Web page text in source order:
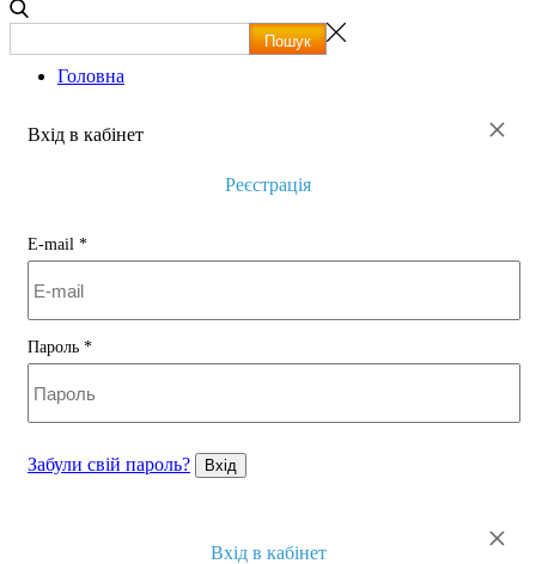
Головна
×
Вхід в кабінет
Реєстрація
E-mail *
Пароль *
Забули свій пароль? Вхід
×
Вхід в кабінет